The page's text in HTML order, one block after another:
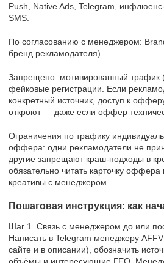
Push, Native Ads, Telegram, инфлюенс-
SMS.
По согласованию с менеджером:
бренд рекламодателя).
Запрещено: мотивированный трафик
фейковые регистрации. Если
конкретный источник, доступ к
откроют — даже если оффер
Ограничения по трафику
оффера: одни рекламодатели не
другие запрещают краш-подходы в
обязательно читать карточку оффера
креативы с менеджером.
Пошаговая инструкция: как
Шаг 1. Связь с менеджером до или
Написать в Telegram менеджеру
сайте и в описании), обозначить
объёмы и интересующие ГЕО.